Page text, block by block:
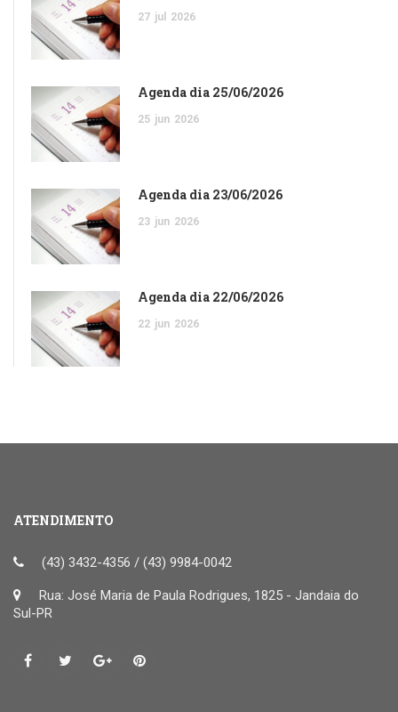
27 jul 2026
Agenda dia 25/06/2026
25 jun 2026
Agenda dia 23/06/2026
23 jun 2026
Agenda dia 22/06/2026
22 jun 2026
ATENDIMENTO
(43) 3432-4356 / (43) 9984-0042
Rua: José Maria de Paula Rodrigues, 1825 - Jandaia do
Sul-PR